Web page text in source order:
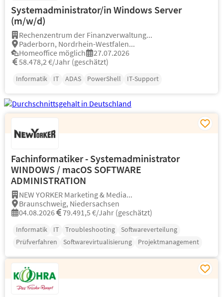
Systemadministrator/in Windows Server
(m/w/d)
Rechenzentrum der Finanzverwaltung...
Paderborn, Nordrhein-Westfalen...
Homeoffice möglich
27.07.2026
58.478,2 €/Jahr (geschätzt)
Informatik IT ADAS PowerShell IT-Support
Fachinformatiker - Systemadministrator
WINDOWS / macOS SOFTWARE
ADMINISTRATION
NEW YORKER Marketing & Media...
Braunschweig, Niedersachsen
04.08.2026
79.491,5 €/Jahr (geschätzt)
Informatik IT Troubleshooting
Softwareverteilung
Prüfverfahren
Softwarevirtualisierung Projektmanagement